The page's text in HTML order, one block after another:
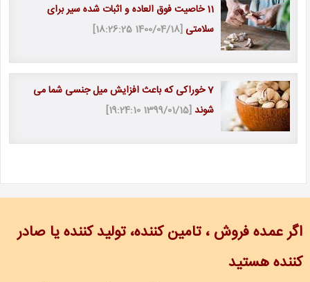
11 خاصیت فوق العاده و اثبات شده سیر برای
سلامتی [1400/04/18 18:26:25]
7 خوراکی که باعث افزایش میل جنسی شما می
شوند[1399/01/15 19:24:10]
اگر عمده فروش ، تامین کننده، تولید کننده یا صادر
کننده هستید